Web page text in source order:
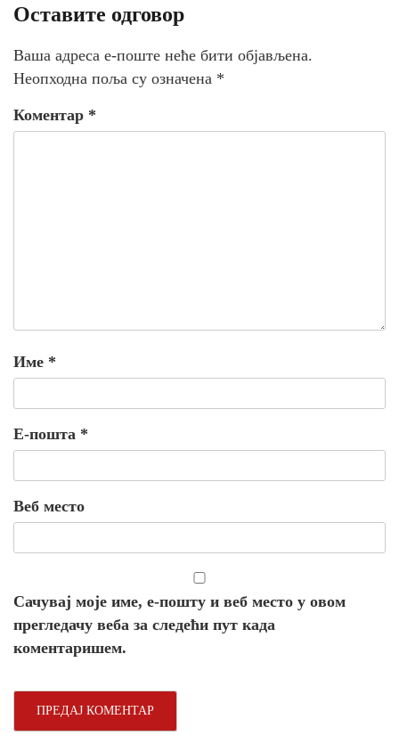
Оставите одговор
Ваша адреса е-поште неће бити објављена.
Неопходна поља су означена *
Коментар *
Име *
Е-пошта *
Веб место
Сачувај моје име, е-пошту и веб место у овом
прегледачу веба за следећи пут када
коментаришем.